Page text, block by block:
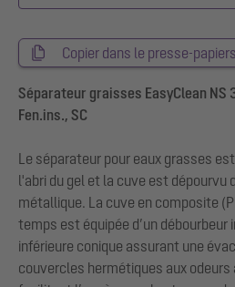
Copier dans le presse-papiers
Séparateur graisses EasyClean NS
Fen.ins., SC
Le séparateur pour eaux grasses
l'abri du gel et la cuve est dépourvu
métallique. La cuve en composite
temps est équipée d’un débourbeur
inférieure conique assurant une
couvercles hermétiques aux